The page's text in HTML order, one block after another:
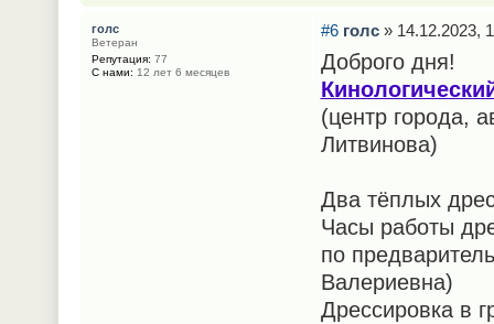
#6 голс» 14.12.2023,
Доброго дня!
(центр города,
Литвинова)
Два тёплых
Часы работы
по
Валериевна)
Дрессировка в
голс
Ветеран
Репутация: 77
С нами: 12 лет 6 месяцев